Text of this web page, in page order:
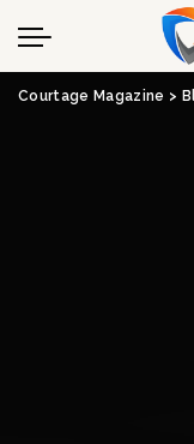
Panneau de
Courtage Magazine >